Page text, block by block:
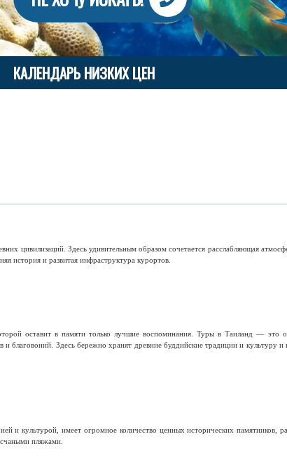
КАЛЕНДАРЬ НИЗКИХ ЦЕН
цивилизаций. Здесь удивительным образом сочетается расслабляющая
история и развитая инфраструктура курортов.
оставит в памяти только лучшие воспоминания. Туры в Таиланд — это
и благовоний. Здесь бережно хранят древние буддийские традиции и культуру
и культурой, имеет огромное количество ценных исторических памятников,
пляжами.